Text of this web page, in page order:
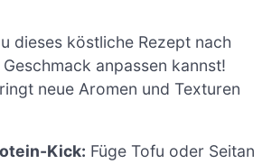
dieses köstliche Rezept nach
anpassen kannst!
neue Aromen und Texturen
Kick: Füge Tofu oder Seitan